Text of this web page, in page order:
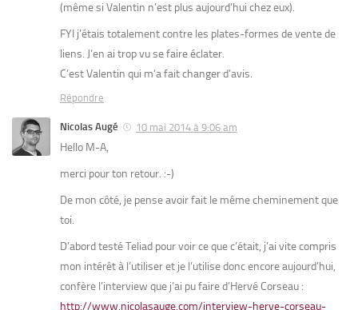
(même si Valentin n’est plus aujourd’hui chez eux).
FYI j’étais totalement contre les plates-formes de vente de
liens. J’en ai trop vu se faire éclater.
C’est Valentin qui m’a fait changer d’avis.
Répondre
Nicolas Augé 10 mai 2014 à 9:06 am
Hello M-A,
merci pour ton retour. :-)
De mon côté, je pense avoir fait le même cheminement que
toi.
D’abord testé Teliad pour voir ce que c’était, j’ai vite compris
mon intérêt à l’utiliser et je l’utilise donc encore aujourd’hui,
confère l’interview que j’ai pu faire d’Hervé Corseau :
http://www.nicolasauge.com/interview-herve-corseau-